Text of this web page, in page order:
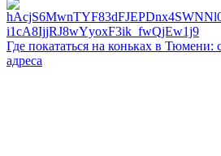
Где покататься на коньках в Тюмени:
адреса